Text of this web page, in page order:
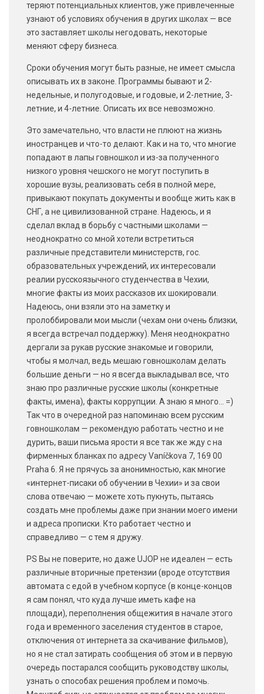
теряют потенциальных клиентов, уже привлеченные
узнают об условиях обучения в других школах — все
это заставляет школы негодовать, некоторые
меняют сферу бизнеса.
Сроки обучения могут быть разные, не имеет смысла
описывать их в законе. Программы бывают и 2-
недельные, и полугодовые, и годовые, и 2-летние, 3-
летние, и 4-летние. Описать их все невозможно.
Это замечательно, что власти не плюют на жизнь
иностранцев и что-то делают. Как и на то, что многие
попадают в лапы говношкол и из-за полученного
низкого уровня чешского не могут поступить в
хорошие вузы, реализовать себя в полной мере,
привыкают покупать документы и вообще жить как в
СНГ, а не цивилизованной стране. Надеюсь, и я
сделал вклад в борьбу с частными школами —
неоднократно со мной хотели встретиться
различные представители министерств, гос.
образовательных учреждений, их интересовали
реалии русскоязычного студенчества в Чехии,
многие факты из моих рассказов их шокировали.
Надеюсь, они взяли это на заметку и
пролоббировали мои мысли (чехам они очень близки,
я всегда встречал поддержку). Меня неоднократно
дергали за рукав русские знакомые и говорили,
чтобы я молчал, ведь мешаю говношколам делать
большие деньги — но я всегда выкладывал все, что
знаю про различные русские школы (конкретные
факты, имена), факты коррупции. А знаю я много… =)
Так что в очередной раз напоминаю всем русским
говношколам — рекомендую работать честно и не
дурить, ваши письма ярости я все так же жду с на
фирменных бланках по адресу Vaníčkova 7, 169 00
Praha 6. Я не прячусь за анонимностью, как многие
«интернет-писаки об обучении в Чехии» и за свои
слова отвечаю — можете хоть пукнуть, пытаясь
создать мне проблемы даже при знании моего имени
и адреса прописки. Кто работает честно и
справедливо — с тем я дружу.
PS Вы не поверите, но даже UJOP не идеален — есть
различные вторичные претензии (вроде отсутствия
автомата с едой в учебном корпусе (в конце-концов
я сам понял, что куда лучше иметь кафе на
площади), переполнения общежития в начале этого
года и временного заселения студентов в старое,
отключения от интернета за скачивание фильмов),
но я не стал затирать сообщения об этом и в первую
очередь постарался сообщить руководству школы,
узнать о способах решения проблем и помочь.